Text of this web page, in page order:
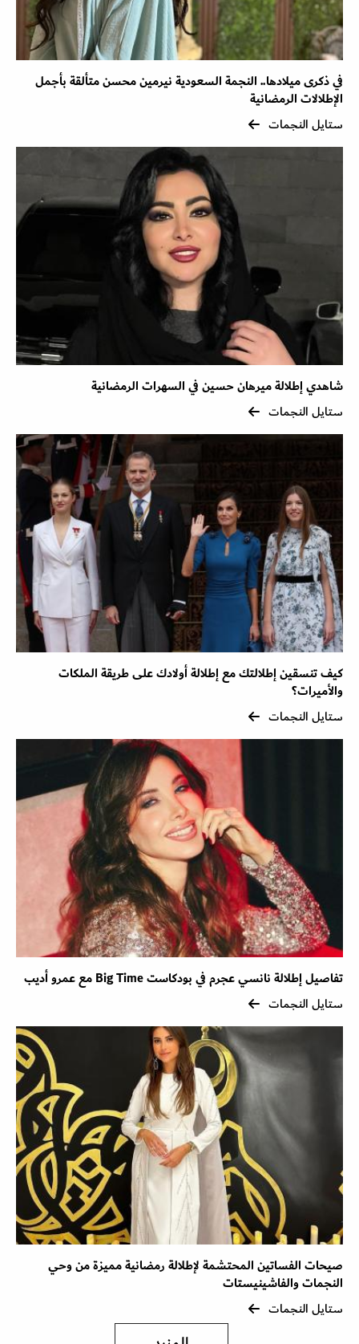
في ذكرى ميلادها.. النجمة السعودية نيرمين محسن متألقة بأجمل
الإطلالات الرمضانية
ستايل النجمات
شاهدي إطلالة ميرهان حسين في السهرات الرمضانية
ستايل النجمات
كيف تنسقين إطلالتك مع إطلالة أولادك على طريقة الملكات
والأميرات؟
ستايل النجمات
تفاصيل إطلالة نانسي عجرم في بودكاست Big Time مع عمرو أديب
ستايل النجمات
صيحات الفساتين المحتشمة لإطلالة رمضانية مميزة من وحي
النجمات والفاشينيستات
ستايل النجمات